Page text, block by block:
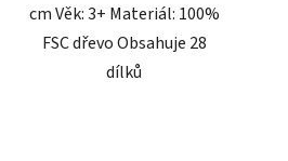
cm Věk: 3+ Materiál: 100%
FSC dřevo Obsahuje 28
dílků